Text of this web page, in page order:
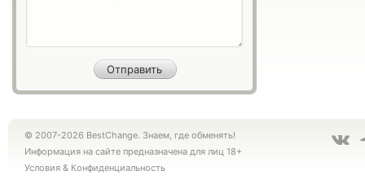
© 2007-2026 BestChange. Знаем, где обменять!
Информация на сайте предназначена для лиц 18+
Условия & Конфиденциальность